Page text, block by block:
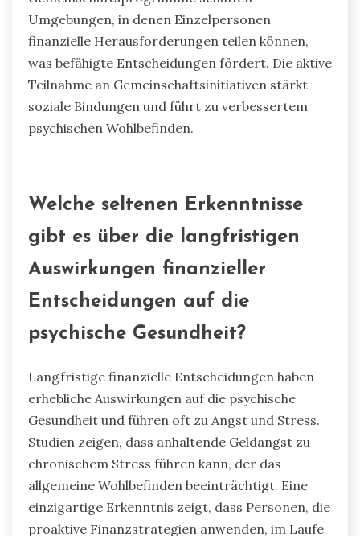
Wie kann Gemeinschaftsunterstützung
Gefühle der Isolation reduzieren?
Gemeinschaftsunterstützung reduziert erheblich
Gefühle der Isolation, indem sie Verbindungen
und gemeinsame Erfahrungen fördert. Der
entscheidend ist. Studien zeigen, dass soziale
finanziellem Stress lindern können, was die
Resilienz erhöht. Selbsthilfegruppen und
Umgebungen, in denen Einzelpersonen
finanzielle Herausforderungen teilen können,
Teilnahme an Gemeinschaftsinitiativen stärkt
soziale Bindungen und führt zu verbessertem
psychischen Wohlbefinden.